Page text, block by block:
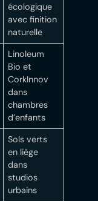
écologique
avec finition
naturelle
Linoleum
Bio et
CorkInnov
dans
chambres
d’enfants
Sols verts
en liège
dans
studios
urbains